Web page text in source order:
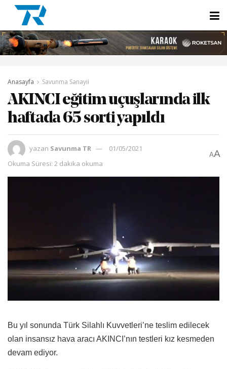
Anasayfa Savunma Sanayii
AKINCI eğitim uçuşlarında ilk
haftada 65 sorti yapıldı
yazan Savunma TR
01/05/2021
Okuma Süresi: 2 dakika okuma
AA
Bu yıl sonunda Türk Silahlı Kuvvetleri’ne teslim edilecek
olan insansız hava aracı AKINCI’nın testleri kız kesmeden
devam ediyor.